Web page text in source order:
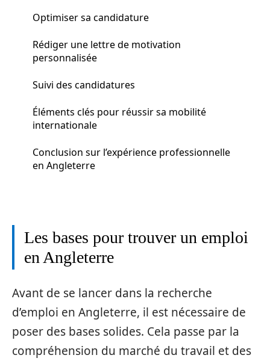
Optimiser sa candidature
Rédiger une lettre de motivation
personnalisée
Suivi des candidatures
Éléments clés pour réussir sa mobilité
internationale
Conclusion sur l’expérience professionnelle
en Angleterre
Les bases pour trouver un emploi
en Angleterre
Avant de se lancer dans la recherche
d’emploi en Angleterre, il est nécessaire de
poser des bases solides. Cela passe par la
compréhension du marché du travail et des